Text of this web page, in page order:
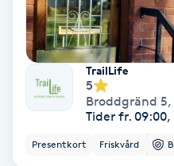
Brynplockning
Bröllopsuppsättning
Celluliter
TrailLife
5
Broddgränd 5,
Tider fr. 09:00,
Presentkort Friskvård